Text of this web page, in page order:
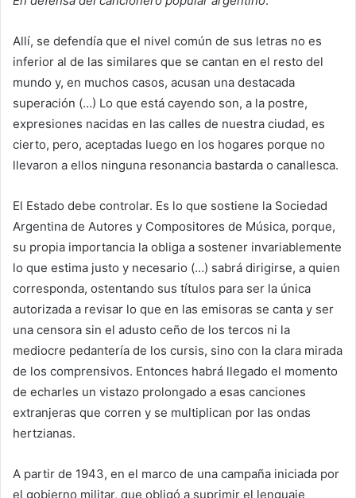
Allí, se defendía que el nivel común de sus letras no es
inferior al de las similares que se cantan en el resto del
mundo y, en muchos casos, acusan una destacada
superación (…) Lo que está cayendo son, a la postre,
expresiones nacidas en las calles de nuestra ciudad, es
cierto, pero, aceptadas luego en los hogares porque no
llevaron a ellos ninguna resonancia bastarda o canallesca.
El Estado debe controlar. Es lo que sostiene la Sociedad
Argentina de Autores y Compositores de Música, porque,
su propia importancia la obliga a sostener invariablemente
lo que estima justo y necesario (…) sabrá dirigirse, a quien
corresponda, ostentando sus títulos para ser la única
autorizada a revisar lo que en las emisoras se canta y ser
una censora sin el adusto ceño de los tercos ni la
mediocre pedantería de los cursis, sino con la clara mirada
de los comprensivos. Entonces habrá llegado el momento
de echarles un vistazo prolongado a esas canciones
extranjeras que corren y se multiplican por las ondas
hertzianas.
A partir de 1943, en el marco de una campaña iniciada por
el gobierno militar, que obligó a suprimir el lenguaje